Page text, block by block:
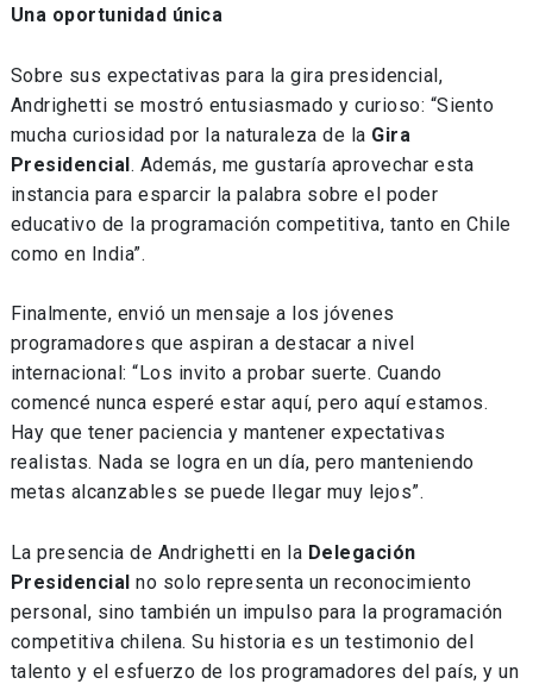
Una oportunidad única
Sobre sus expectativas para la gira presidencial,
Andrighetti se mostró entusiasmado y curioso: “Siento
mucha curiosidad por la naturaleza de la Gira
Presidencial. Además, me gustaría aprovechar esta
instancia para esparcir la palabra sobre el poder
educativo de la programación competitiva, tanto en Chile
como en India”.
Finalmente, envió un mensaje a los jóvenes
programadores que aspiran a destacar a nivel
internacional: “Los invito a probar suerte. Cuando
comencé nunca esperé estar aquí, pero aquí estamos.
Hay que tener paciencia y mantener expectativas
realistas. Nada se logra en un día, pero manteniendo
metas alcanzables se puede llegar muy lejos”.
La presencia de Andrighetti en la Delegación
Presidencial no solo representa un reconocimiento
personal, sino también un impulso para la programación
competitiva chilena. Su historia es un testimonio del
talento y el esfuerzo de los programadores del país, y un